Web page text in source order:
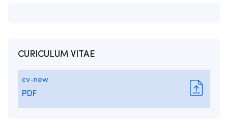
CURICULUM VITAE
cv-new
PDF